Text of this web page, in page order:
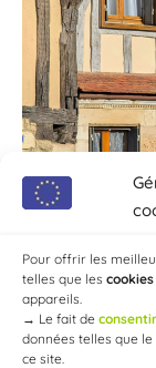
Pour offrir les
telles que les cookies
appareils.
→ Le fait de consentir
données telles que
ce site.